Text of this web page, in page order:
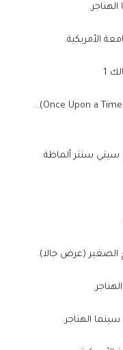
– حدث ذات مرة في الأناضول (Once Upon a Time in Anatolia)..